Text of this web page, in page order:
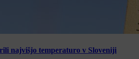
najvišjo temperaturo v Sloveniji